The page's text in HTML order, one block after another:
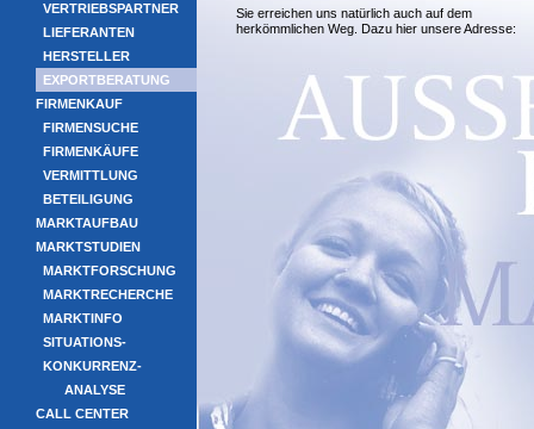
Sie erreichen uns natürlich auch auf dem
herkömmlichen Weg. Dazu hier unsere Adresse:
VERTRIEBSPARTNER
LIEFERANTEN
HERSTELLER
EXPORTBERATUNG
FIRMENKAUF
FIRMENSUCHE
FIRMENKÄUFE
VERMITTLUNG
BETEILIGUNG
MARKTAUFBAU
MARKTSTUDIEN
MARKTFORSCHUNG
MARKTRECHERCHE
MARKTINFO
SITUATIONS-
KONKURRENZ-
ANALYSE
CALL CENTER